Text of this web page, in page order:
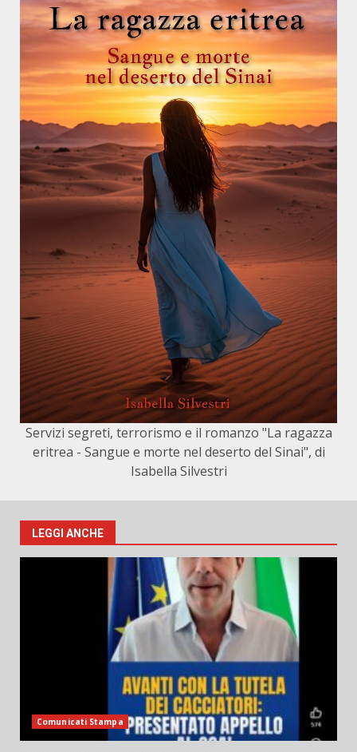
Servizi segreti, terrorismo e il romanzo "La ragazza
eritrea - Sangue e morte nel deserto del Sinai", di
Isabella Silvestri
LEGGI ANCHE
Comunicati Stampa